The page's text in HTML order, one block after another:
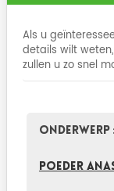
Als u
details wilt
zullen u zo snel
Onderwerp
Poeder